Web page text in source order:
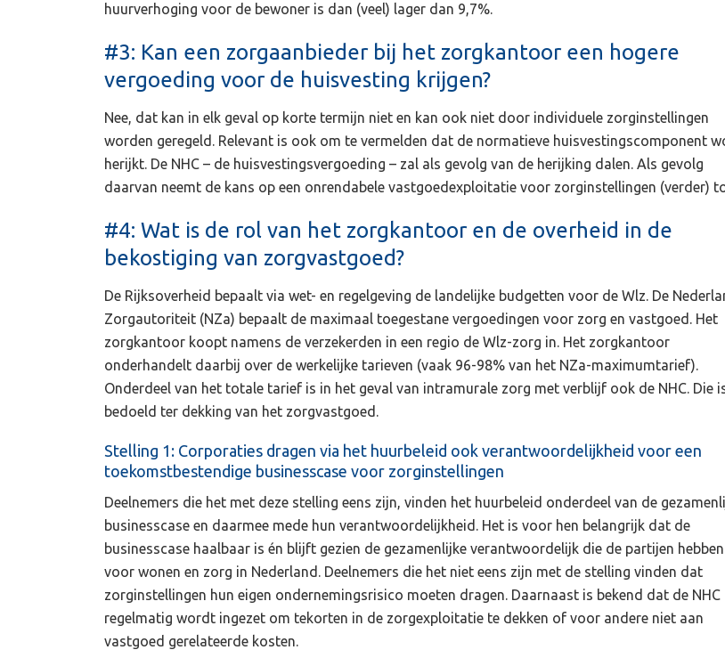
huurverhoging voor de bewoner is dan (veel) lager dan 9,7%.
#3: Kan een zorgaanbieder bij het zorgkantoor een hogere
vergoeding voor de huisvesting krijgen?
Nee, dat kan in elk geval op korte termijn niet en kan ook niet door individuele zorginstellingen
worden geregeld. Relevant is ook om te vermelden dat de normatieve huisvestingscomponent
herijkt. De NHC – de huisvestingsvergoeding – zal als gevolg van de herijking dalen. Als gevolg
daarvan neemt de kans op een onrendabele vastgoedexploitatie voor zorginstellingen (verder)
#4: Wat is de rol van het zorgkantoor en de overheid in de
bekostiging van zorgvastgoed?
De Rijksoverheid bepaalt via wet- en regelgeving de landelijke budgetten voor de Wlz. De
Zorgautoriteit (NZa) bepaalt de maximaal toegestane vergoedingen voor zorg en vastgoed. Het
zorgkantoor koopt namens de verzekerden in een regio de Wlz-zorg in. Het zorgkantoor
onderhandelt daarbij over de werkelijke tarieven (vaak 96-98% van het NZa-maximumtarief).
Onderdeel van het totale tarief is in het geval van intramurale zorg met verblijf ook de NHC. Die
bedoeld ter dekking van het zorgvastgoed.
Stelling 1: Corporaties dragen via het huurbeleid ook verantwoordelijkheid voor een
toekomstbestendige businesscase voor zorginstellingen
Deelnemers die het met deze stelling eens zijn, vinden het huurbeleid onderdeel van de
businesscase en daarmee mede hun verantwoordelijkheid. Het is voor hen belangrijk dat de
businesscase haalbaar is én blijft gezien de gezamenlijke verantwoordelijk die de partijen hebben
voor wonen en zorg in Nederland. Deelnemers die het niet eens zijn met de stelling vinden dat
zorginstellingen hun eigen ondernemingsrisico moeten dragen. Daarnaast is bekend dat de NHC
regelmatig wordt ingezet om tekorten in de zorgexploitatie te dekken of voor andere niet aan
vastgoed gerelateerde kosten.